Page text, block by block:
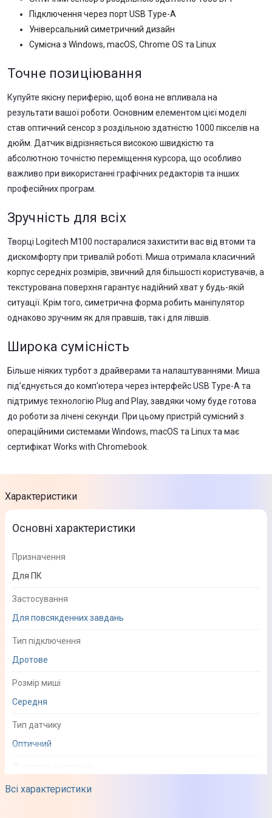
Підключення через порт USB Type-A
Універсальний симетричний дизайн
Сумісна з Windows, macOS, Chrome OS та Linux
Точне позиціювання
Купуйте якісну периферію, щоб вона не впливала на
результати вашої роботи. Основним елементом цієї моделі
став оптичний сенсор з роздільною здатністю 1000 пікселів на
дюйм. Датчик відрізняється високою швидкістю та
абсолютною точністю переміщення курсора, що особливо
важливо при використанні графічних редакторів та інших
професійних програм.
Зручність для всіх
Творці Logitech M100 постаралися захистити вас від втоми та
дискомфорту при тривалій роботі. Миша отримала класичний
корпус середніх розмірів, звичний для більшості користувачів, а
текстурована поверхня гарантує надійний хват у будь-якій
ситуації. Крім того, симетрична форма робить маніпулятор
однаково зручним як для правшів, так і для лівшів.
Широка сумісність
Більше ніяких турбот з драйверами та налаштуваннями. Миша
під’єднується до комп'ютера через інтерфейс USB Type-A та
підтримує технологію Plug and Play, завдяки чому буде готова
до роботи за лічені секунди. При цьому пристрій сумісний з
операційними системами Windows, macOS та Linux та має
сертифікат Works with Chromebook.
Характеристики
Всі характеристики
Основні характеристики
Призначення
Для ПК
Застосування
Для повсякденних завдань
Тип підключення
Дротове
Розмір миші
Середня
Тип датчику
Оптичний
Мережа